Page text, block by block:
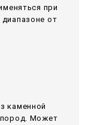
при
от
каменной
пород. Может